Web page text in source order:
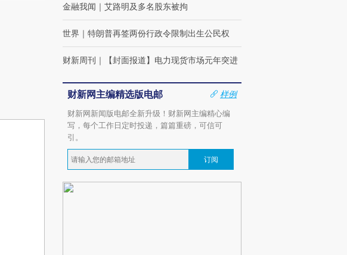
金融我闻 ｜ 艾路明及多名股东被拘
世界 ｜ 特朗普再签两份行政令限制出生公民权
财新周刊 ｜ 【封面报道】电力现货市场元年突进
财新网主编精选版电邮
样例
财新网新闻版电邮全新升级！财新网主编精心编
写，每个工作日定时投递，篇篇重磅，可信可
引。
订阅